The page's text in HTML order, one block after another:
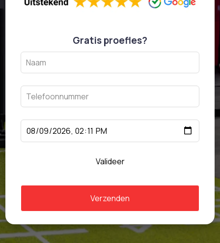
Gratis proefles?
Leave
this
field
blank
Valideer
Verzenden